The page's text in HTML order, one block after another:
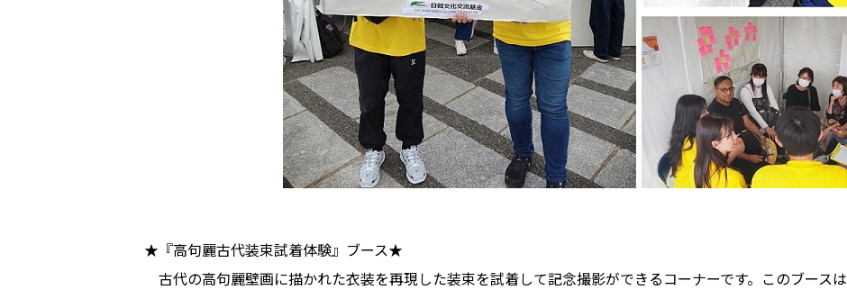
★『高句麗古代装束試着体験』ブース★
古代の高句麗壁画に描かれた衣装を再現した装束を試着して記念撮影ができるコーナーです。このブース